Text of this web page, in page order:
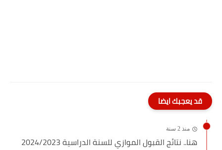
قد يعجبك ايضا
منذ 2 سنة
هنا.. نتائج القبول الموازي للسنة الدراسية 2024/2023